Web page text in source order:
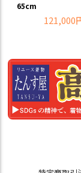
65cm
121,000